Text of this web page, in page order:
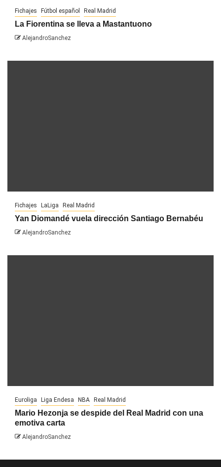
Fichajes Fútbol español Real Madrid
La Fiorentina se lleva a Mastantuono
AlejandroSanchez
Fichajes LaLiga Real Madrid
Yan Diomandé vuela dirección Santiago Bernabéu
AlejandroSanchez
Euroliga Liga Endesa NBA Real Madrid
Mario Hezonja se despide del Real Madrid con una
emotiva carta
AlejandroSanchez